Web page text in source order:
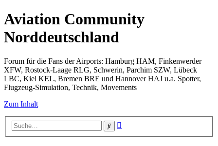
Aviation Community
Norddeutschland
Forum für die Fans der Airports: Hamburg HAM, Finkenwerder
XFW, Rostock-Laage RLG, Schwerin, Parchim SZW, Lübeck
LBC, Kiel KEL, Bremen BRE und Hannover HAJ u.a. Spotter,
Flugzeug-Simulation, Technik, Movements
Zum Inhalt
Suche